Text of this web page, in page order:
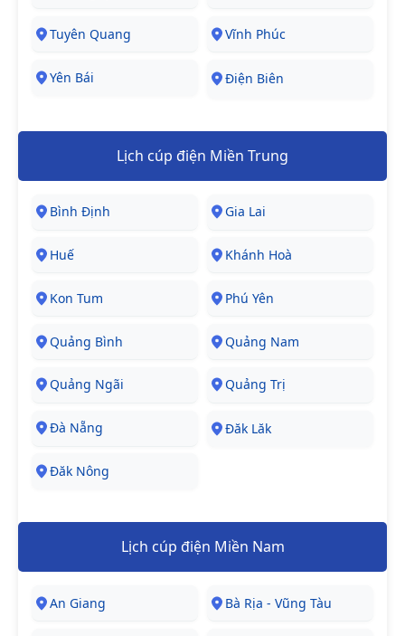
Tuyên Quang Vĩnh Phúc
Yên Bái Điện Biên
Lịch cúp điện Miền Trung
Bình Định Gia Lai
Huế Khánh Hoà
Kon Tum Phú Yên
Quảng Bình Quảng Nam
Quảng Ngãi Quảng Trị
Đà Nẵng Đăk Lăk
Đăk Nông
Lịch cúp điện Miền Nam
An Giang Bà Rịa - Vũng Tàu